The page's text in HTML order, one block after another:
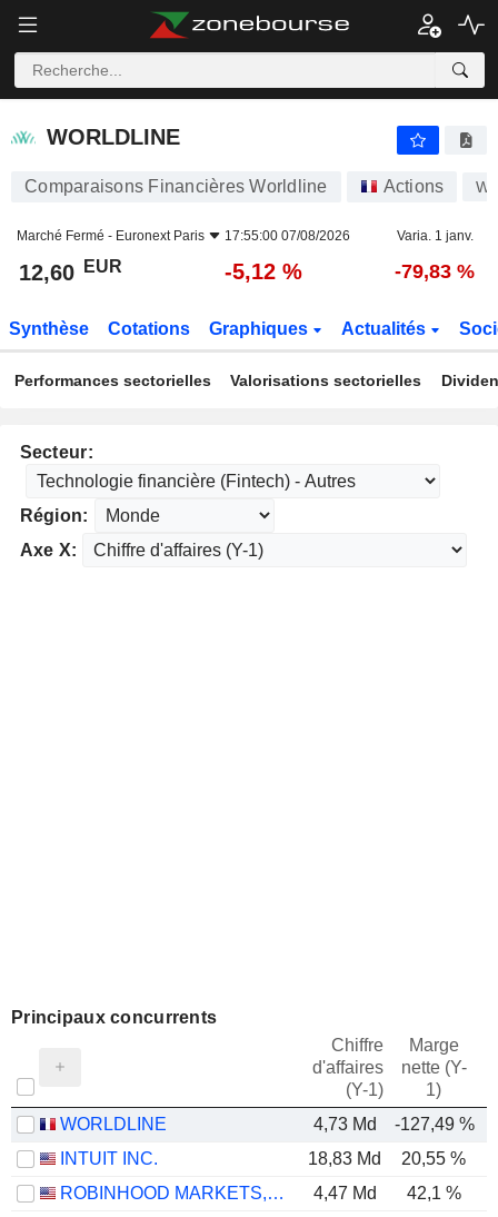
WORLDLINE
WORLDLINE
Comparaisons Financières Worldline Actions
Marché Fermé - Euronext Paris 17:55:00 07/08/2026 Varia. 1 janv.
12,60 EUR -5,12 % -79,83 %
Synthèse Cotations Graphiques Actualités
Performances sectorielles Valorisations sectorielles
Secteur:
Région:
Axe X:
Principaux concurrents
Chiffre
d'affaires
(Y-1)
Marge
nette (Y-
1)
WORLDLINE 4,73 Md -127,49 %
INTUIT INC.
18,83 Md 20,55 %
ROBINHOOD MARKETS, INC.
4,47 Md 42,1 %